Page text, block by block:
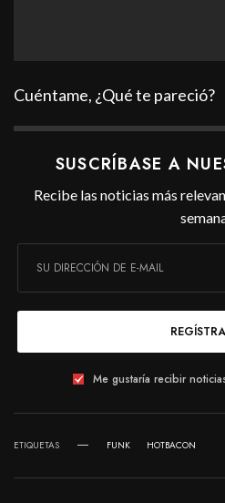
Cuéntame, ¿Qué te pareció?
SUSCRÍBASE A
Recibe las noticias más
Me gustaría recibir
ETIQUETAS FUNK HOTBACON